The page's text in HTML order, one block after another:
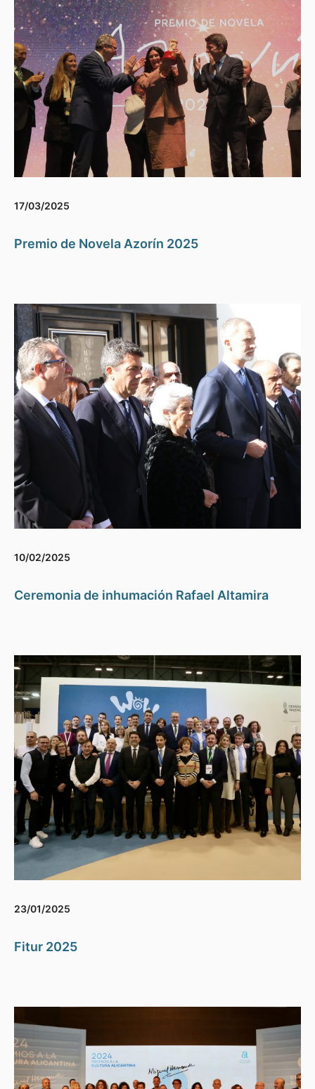
17/03/2025
Premio de Novela Azorín 2025
10/02/2025
Ceremonia de inhumación Rafael Altamira
23/01/2025
Fitur 2025